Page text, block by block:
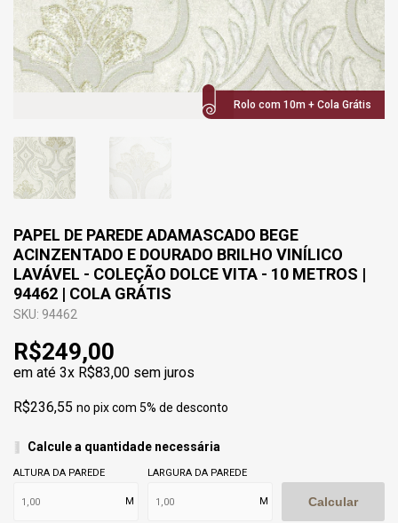
Rolo com 10m + Cola Grátis
PAPEL DE PAREDE ADAMASCADO BEGE
ACINZENTADO E DOURADO BRILHO VINÍLICO
LAVÁVEL - COLEÇÃO DOLCE VITA - 10 METROS |
94462 | COLA GRÁTIS
SKU: 94462
R$249,00
em até 3x R$83,00 sem juros
R$236,55 no pix com 5% de desconto
Calcule a quantidade necessária
ALTURA DA PAREDE
M
LARGURA DA PAREDE
M Calcular